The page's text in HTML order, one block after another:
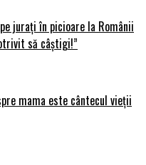
jurați în picioare la Românii
să câștigi!”
mama este cântecul vieții